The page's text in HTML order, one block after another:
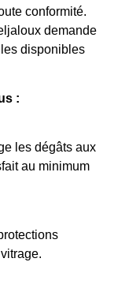
conformité.
demande
disponibles
:
les dégâts aux
au minimum